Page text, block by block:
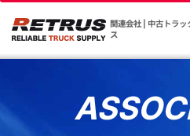
関連会社 | 中古トラッ
ス